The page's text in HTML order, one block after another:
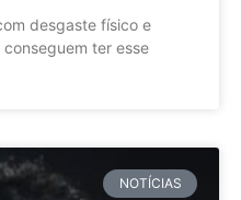
desgaste físico e
ter esse
NOTÍCIAS